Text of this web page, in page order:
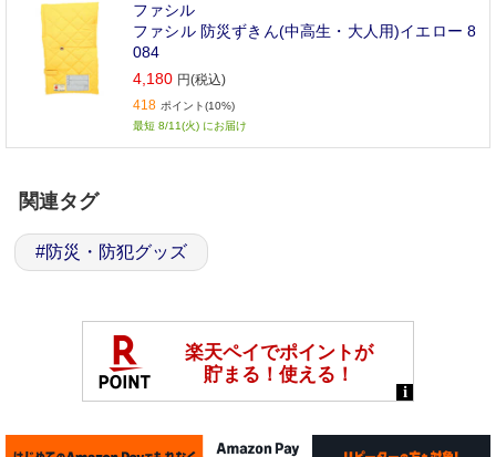
ファシル
ファシル 防災ずきん(中高生・大人用)イエロー 8
084
4,180 円(税込)
418 ポイント(10%)
最短 8/11(火) にお届け
関連タグ
#防災・防犯グッズ